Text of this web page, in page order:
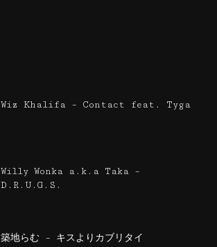
Wiz Khalifa – Contact feat. Tyga
Willy Wonka a.k.a Taka –
D.R.U.G.S.
築地らむ – キスよりカブリタイ